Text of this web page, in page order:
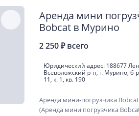
Аренда мини
Bobcat в Мурино
2 250 ₽ всего
Юридический адрес: 188677
Всеволожский р-н, г. Мурино, б-
11, к. 1, кв. 190
Аренда мини-погрузчика
(Аренда мини погрузчика